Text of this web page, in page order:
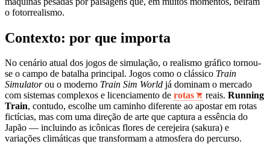
o fotorrealismo.
Contexto: por que importa
No cenário atual dos jogos de simulação, o realismo gráfico tornou-
se o campo de batalha principal. Jogos como o clássico Train
Simulatorou o moderno Train Sim World já dominam o mercado
com sistemas complexos e licenciamento de rotas reais. Running
Train, contudo, escolhe um caminho diferente ao apostar em rotas
fictícias, mas com uma direção de arte que captura a essência do
Japão — incluindo as icônicas flores de cerejeira (sakura) e
variações climáticas que transformam a atmosfera do percurso.